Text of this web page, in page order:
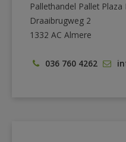
Pallethandel Pallet Plaza
Draaibrugweg 2
1332 AC Almere
036 760 4262